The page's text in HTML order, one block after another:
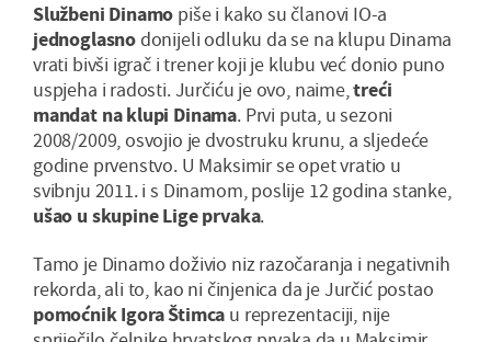
Službeni Dinamo piše i kako su članovi IO-a
jednoglasnodonijeli odluku da se na klupu Dinama
vrati bivši igrač i trener koji je klubu već donio puno
uspjeha i radosti. Jurčiću je ovo, naime,treći
mandat na klupi Dinama. Prvi puta, u sezoni
2008/2009, osvojio je dvostruku krunu, a sljedeće
godine prvenstvo. U Maksimir se opet vratio u
svibnju 2011. i s Dinamom, poslije 12 godina stanke,
ušao u skupine Lige prvaka.
Tamo je Dinamo doživio niz razočaranja i negativnih
rekorda, ali to, kao ni činjenica da je Jurčić postao
pomoćnik Igora Štimca u reprezentaciji, nije